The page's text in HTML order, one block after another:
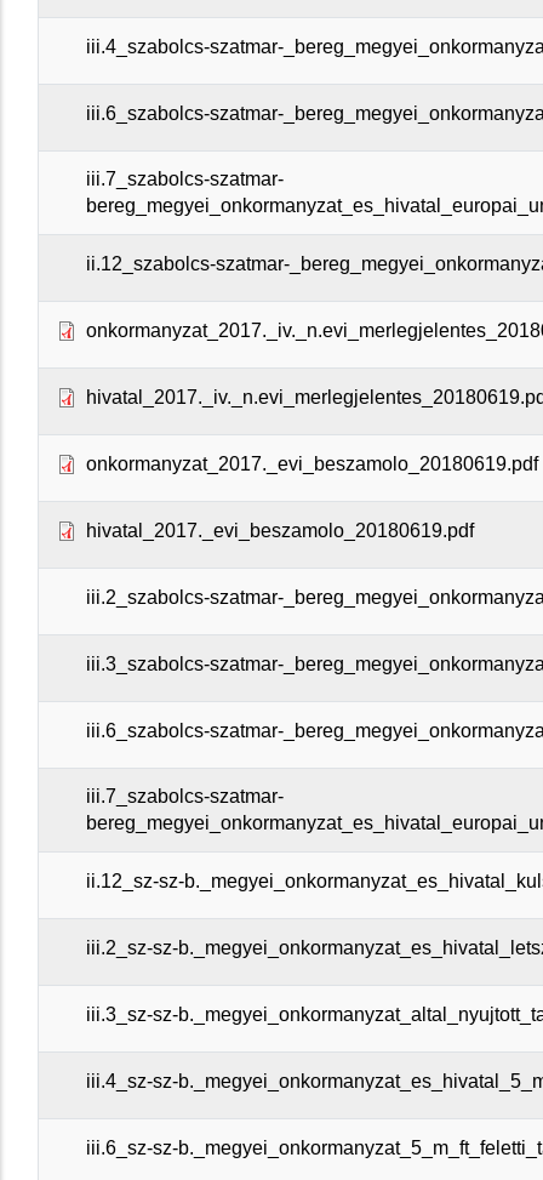
iii.4_szabolcs-szatmar-
iii.6_szabolcs-szatmar-
iii.7_szabolcs-szatmar-
ii.12_szabolcs-szatmar-
onkormanyzat_2017._evi_beszamolo_20180619.pdf
hivatal_2017._evi_beszamolo_20180619.pdf
iii.2_szabolcs-szatmar-
iii.3_szabolcs-szatmar-
iii.6_szabolcs-szatmar-
iii.7_szabolcs-szatmar-
ii.12_sz-sz-
iii.2_sz-sz-
iii.3_sz-sz-
iii.4_sz-sz-
iii.6_sz-sz-